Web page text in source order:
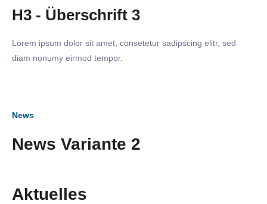
H3 - Überschrift 3
Lorem ipsum dolor sit amet, consetetur sadipscing elitr, sed
diam nonumy eirmod tempor.
News
News Variante 2
Aktuelles